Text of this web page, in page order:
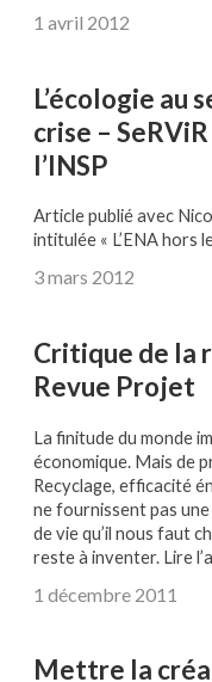
1 avril 2012
L’écologie au
crise –
l’INSP
Article publié avec
intitulée « L’ENA hors
3 mars 2012
Critique de la
Revue Projet
La finitude du monde
économique. Mais de
Recyclage, efficacité
ne fournissent pas
de vie qu’il nous faut
reste à inventer. Lire
1 décembre 2011
Mettre la